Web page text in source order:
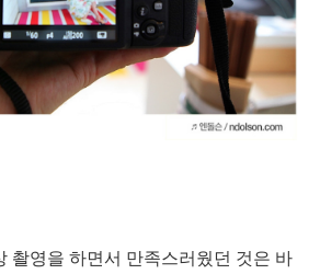
촬영을 하면서 만족스러웠던 것은 바